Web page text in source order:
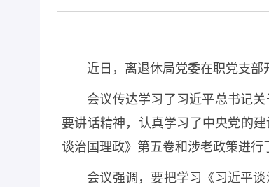
近日，离退休局党委在职党支部
会议传达学习了习近平总书记
要讲话精神，认真学习了中央党的
谈治国理政》第五卷和涉老政策进行
会议强调，要把学习《习近平